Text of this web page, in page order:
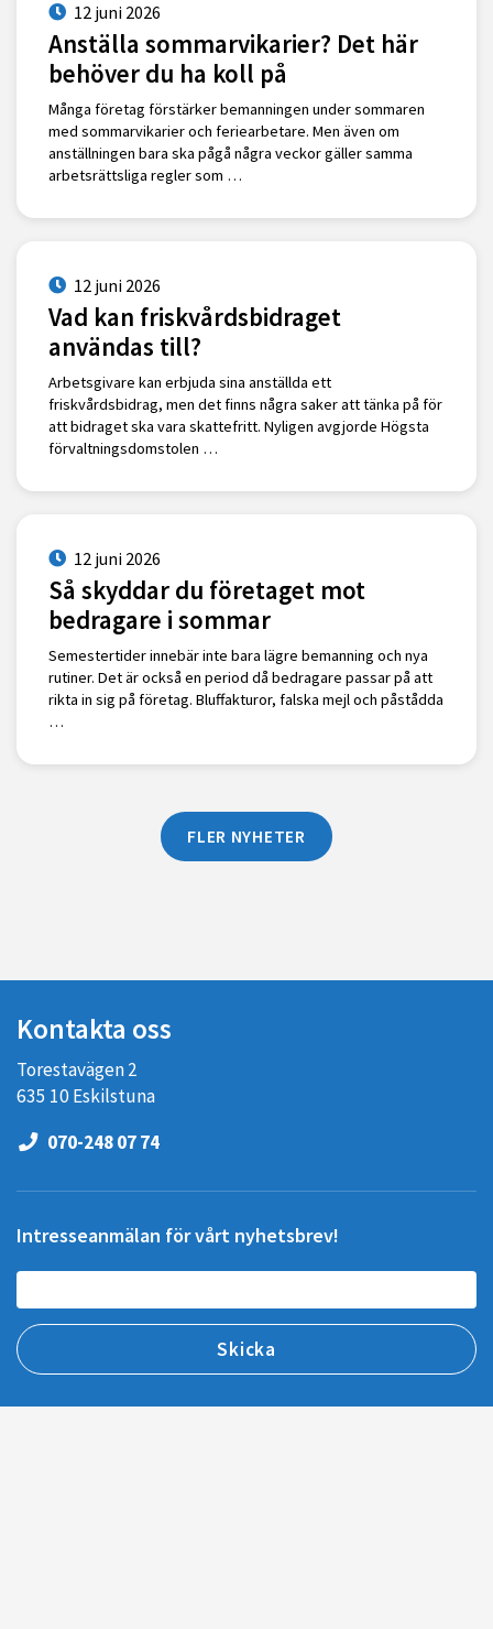
12 juni 2026
Anställa sommarvikarier? Det här
behöver du ha koll på
Många företag förstärker bemanningen under sommaren
med sommarvikarier och feriearbetare. Men även om
anställningen bara ska pågå några veckor gäller samma
arbetsrättsliga regler som …
12 juni 2026
Vad kan friskvårdsbidraget
användas till?
Arbetsgivare kan erbjuda sina anställda ett
friskvårdsbidrag, men det finns några saker att tänka på för
att bidraget ska vara skattefritt. Nyligen avgjorde Högsta
förvaltningsdomstolen …
12 juni 2026
Så skyddar du företaget mot
bedragare i sommar
Semestertider innebär inte bara lägre bemanning och nya
rutiner. Det är också en period då bedragare passar på att
rikta in sig på företag. Bluffakturor, falska mejl och påstådda
…
FLER NYHETER
Kontakta oss
Torestavägen 2
635 10 Eskilstuna
070-248 07 74
Intresseanmälan för vårt nyhetsbrev!